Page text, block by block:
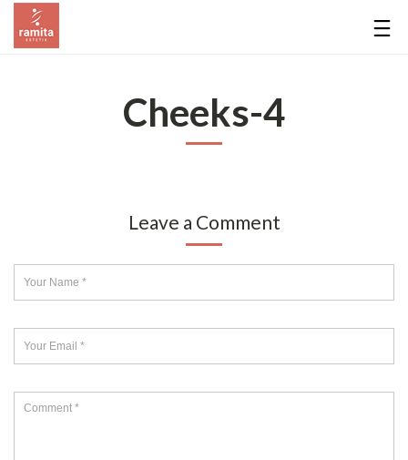
Cheeks-4
Leave a Comment